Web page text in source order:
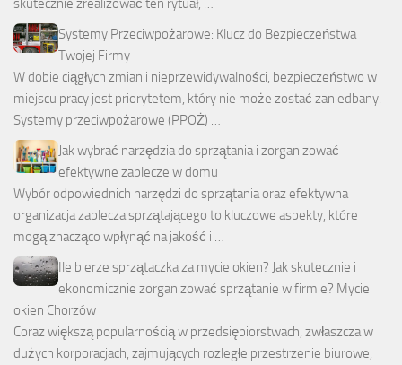
skutecznie zrealizować ten rytuał, …
Systemy Przeciwpożarowe: Klucz do Bezpieczeństwa
Twojej Firmy
W dobie ciągłych zmian i nieprzewidywalności, bezpieczeństwo w
miejscu pracy jest priorytetem, który nie może zostać zaniedbany.
Systemy przeciwpożarowe (PPOŻ) …
Jak wybrać narzędzia do sprzątania i zorganizować
efektywne zaplecze w domu
Wybór odpowiednich narzędzi do sprzątania oraz efektywna
organizacja zaplecza sprzątającego to kluczowe aspekty, które
mogą znacząco wpłynąć na jakość i …
Ile bierze sprzątaczka za mycie okien? Jak skutecznie i
ekonomicznie zorganizować sprzątanie w firmie? Mycie
okien Chorzów
Coraz większą popularnością w przedsiębiorstwach, zwłaszcza w
dużych korporacjach, zajmujących rozległe przestrzenie biurowe,